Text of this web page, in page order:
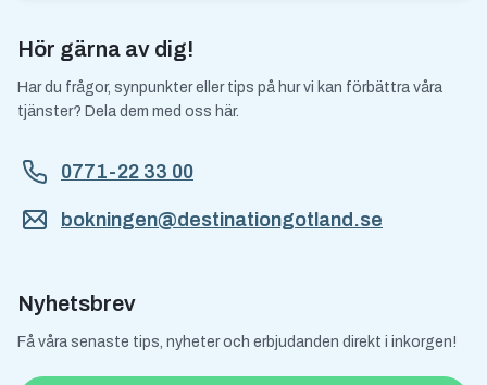
Hör gärna av dig!
Har du frågor, synpunkter eller tips på hur vi kan förbättra våra
tjänster? Dela dem med oss här.
0771-22 33 00
bokningen@destinationgotland.se
Nyhetsbrev
Få våra senaste tips, nyheter och erbjudanden direkt i inkorgen!